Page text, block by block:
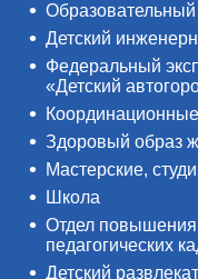
Детский
Федеральный
«Детский
Здоровый образ
Мастерские,
Школа
Отдел повышения
педагогических
Детский